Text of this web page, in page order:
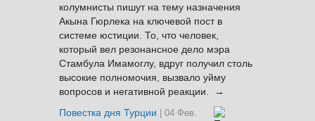
колумнисты пишут на тему назначения
Акына Гюрлека на ключевой пост в
системе юстиции. То, что человек,
который вел резонансное дело мэра
Стамбула Имамоглу, вдруг получил столь
высокие полномочия, вызвало уйму
вопросов и негативной реакции. →
Повестка дня Турции
| 04 Фев.